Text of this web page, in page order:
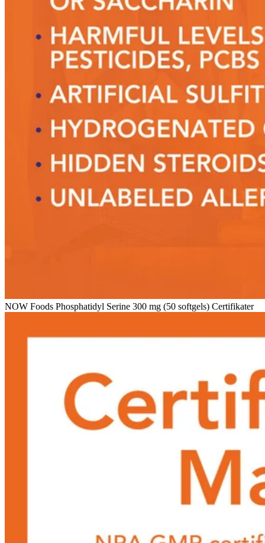
NOW Foods Phosphatidyl Serine 300 mg (50 softgels) Certifikater